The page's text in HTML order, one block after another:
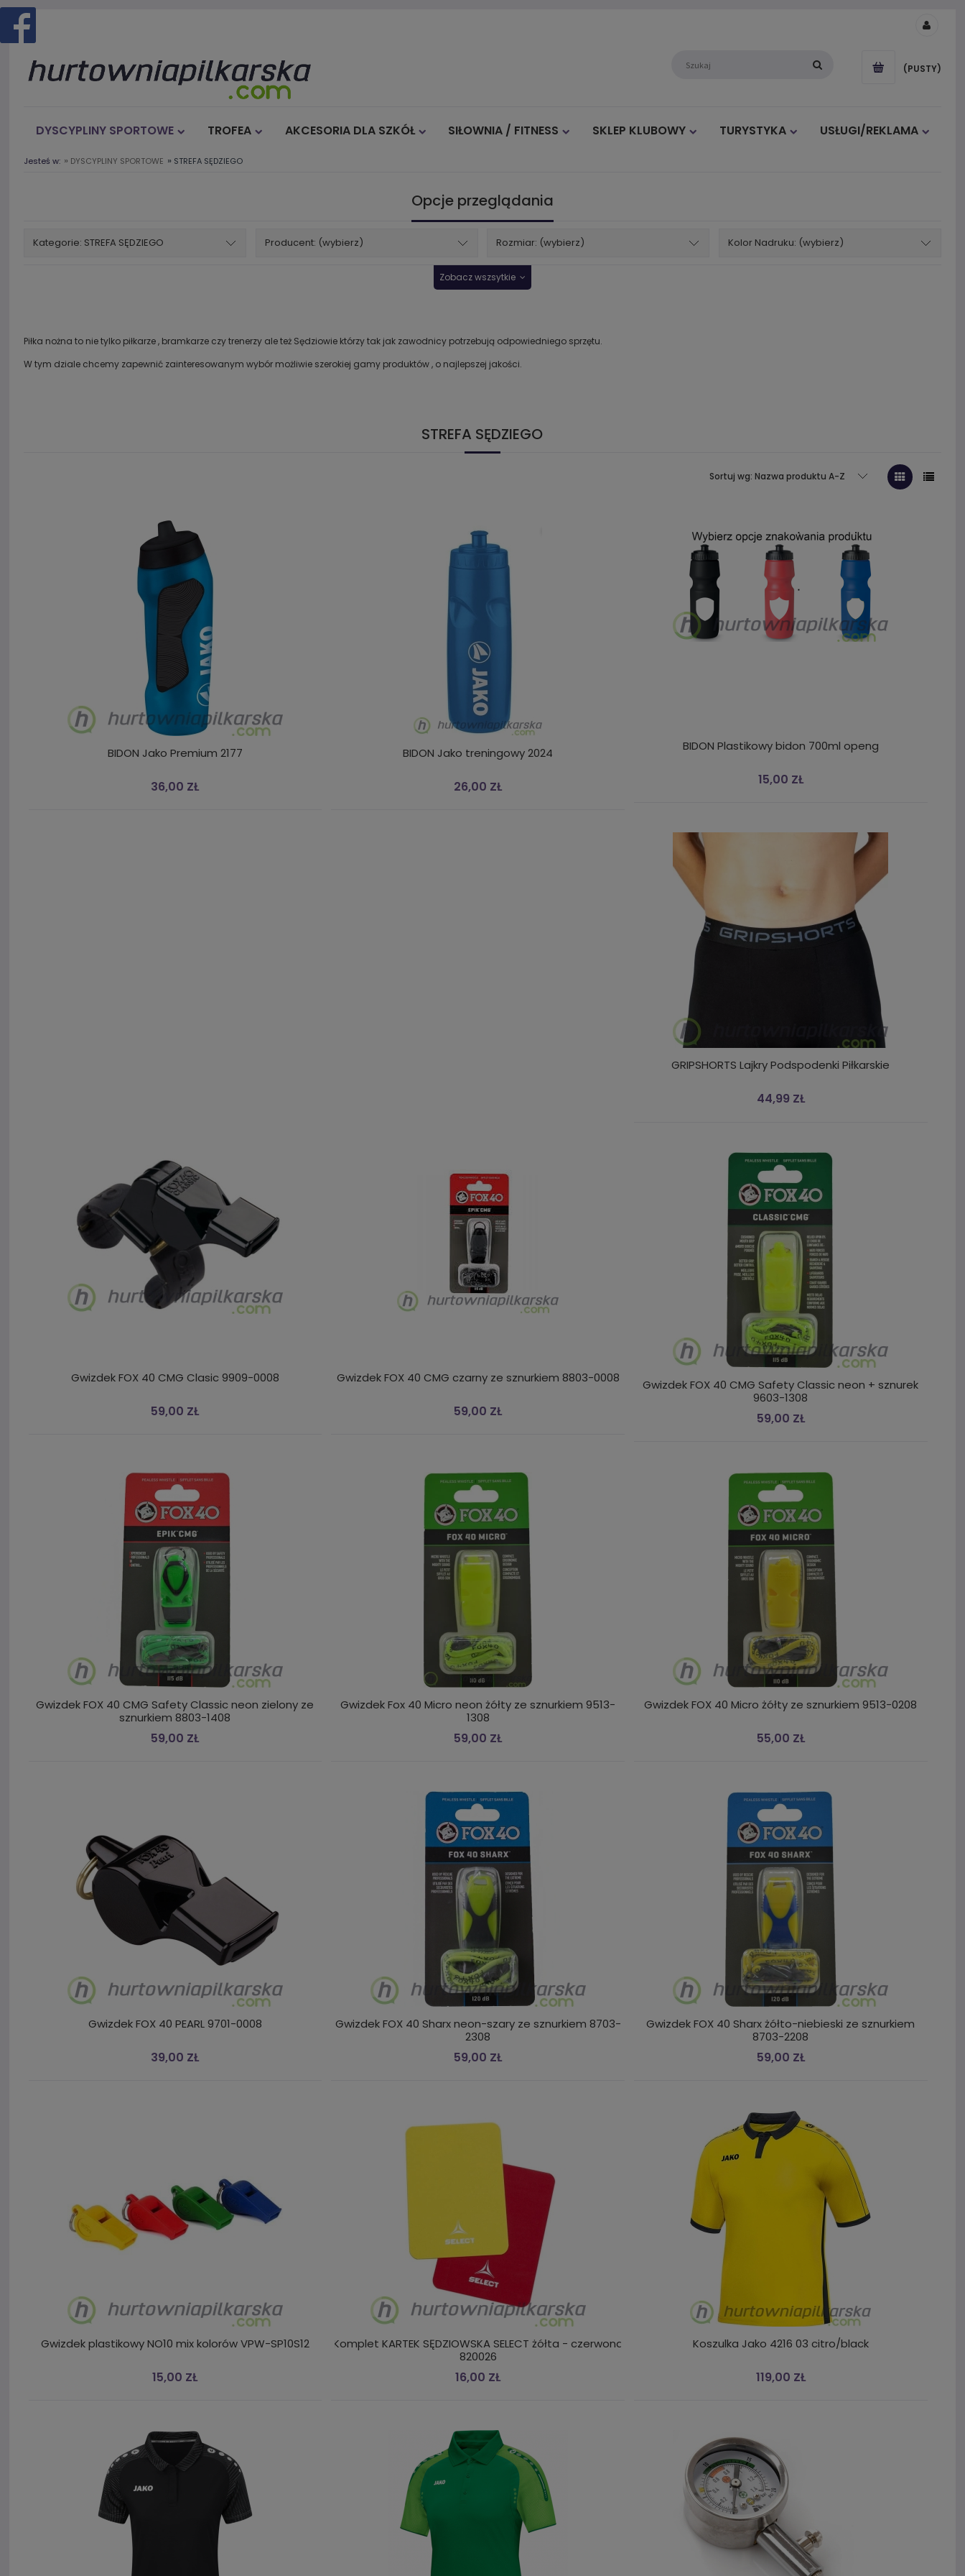
(PUSTY)
DYSCYPLINY SPORTOWE TROFEA AKCESORIA DLA SZKÓŁ SIŁOWNIA / FITNESS SKLEP KLUBOWY TURYSTYKA USŁUGI/REKLAMA
Jesteś w: » DYSCYPLINY SPORTOWE » STREFA SĘDZIEGO
Opcje przeglądania
Kategorie: STREFA SĘDZIEGO Producent: (wybierz) Rozmiar: (wybierz) Kolor Nadruku: (wybierz)
Zobacz wszsytkie
Piłka nożna to nie tylko piłkarze , bramkarze czy trenerzy ale też Sędziowie którzy tak jak zawodnicy potrzebują odpowiedniego sprzętu.
W tym dziale chcemy zapewnić zainteresowanym wybór możliwie szerokiej gamy produktów , o najlepszej jakości.
STREFA SĘDZIEGO
Sortuj wg: Nazwa produktu A-Z
BIDON Jako Premium 2177
36,00 ZŁ
BIDON Jako treningowy 2024
26,00 ZŁ
BIDON Plastikowy bidon 700ml openg
15,00 ZŁ
GRIPSHORTS Lajkry Podspodenki Piłkarskie
44,99 ZŁ
Gwizdek FOX 40 CMG Clasic 9909-0008
59,00 ZŁ
Gwizdek FOX 40 CMG czarny ze sznurkiem 8803-0008
59,00 ZŁ
Gwizdek FOX 40 CMG Safety Classic neon + sznurek
9603-1308
59,00 ZŁ
Gwizdek FOX 40 CMG Safety Classic neon zielony ze
sznurkiem 8803-1408
59,00 ZŁ
Gwizdek Fox 40 Micro neon żółty ze sznurkiem 9513-
1308
59,00 ZŁ
Gwizdek FOX 40 Micro żółty ze sznurkiem 9513-0208
55,00 ZŁ
Gwizdek FOX 40 PEARL 9701-0008
39,00 ZŁ
Gwizdek FOX 40 Sharx neon-szary ze sznurkiem 8703-
2308
59,00 ZŁ
Gwizdek FOX 40 Sharx żółto-niebieski ze sznurkiem
8703-2208
59,00 ZŁ
Gwizdek plastikowy NO10 mix kolorów VPW-SP10S12
15,00 ZŁ
Komplet KARTEK SĘDZIOWSKA SELECT żółta - czerwona
820026
16,00 ZŁ
Koszulka Jako 4216 03 citro/black
119,00 ZŁ